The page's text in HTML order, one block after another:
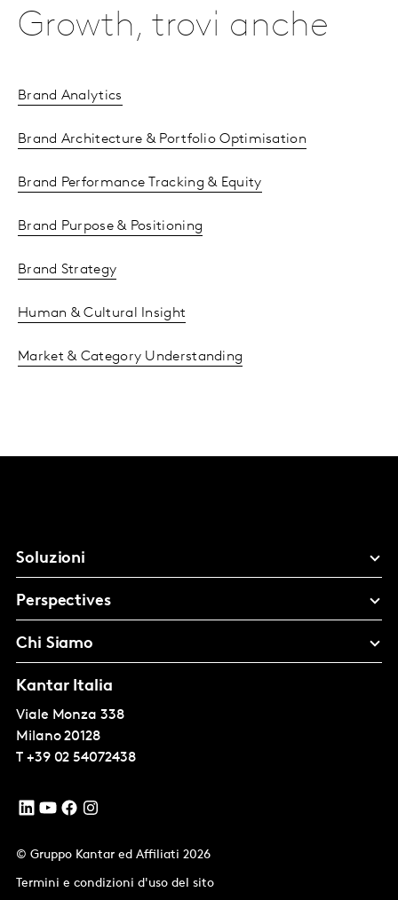
Growth, trovi anche
Brand Analytics
Brand Architecture & Portfolio Optimisation
Brand Performance Tracking & Equity
Brand Purpose & Positioning
Brand Strategy
Human & Cultural Insight
Market & Category Understanding
Soluzioni
Perspectives
Chi Siamo
Kantar Italia
Viale Monza 338
Milano 20128
T +39 02 54072438
© Gruppo Kantar ed Affiliati 2026
Termini e condizioni d'uso del sito